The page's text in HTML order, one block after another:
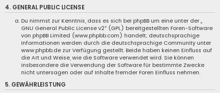
4. GENERAL PUBLIC LICENSE
Du nimmst zur Kenntnis, dass es sich bei phpBB um eine unter der „
GNU General Public License v2“ (GPL) bereitgestellten Foren-Software
von phpBB Limited (www.phpbb.com) handelt; deutschsprachige
Informationen werden durch die deutschsprachige Community unter
www.phpbb.de zur Verfügung gestellt. Beide haben keinen Einfluss auf
die Art und Weise, wie die Software verwendet wird. Sie können
insbesondere die Verwendung der Software für bestimmte Zwecke
nicht untersagen oder auf Inhalte fremder Foren Einfluss nehmen.
5. GEWÄHRLEISTUNG